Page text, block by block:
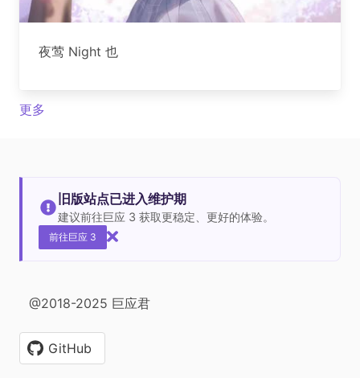
夜莺 Night 也
更多
旧版站点已进入维护期
建议前往巨应 3 获取更稳定、更好的体验。
前往巨应 3
@2018-2025 巨应君
GitHub